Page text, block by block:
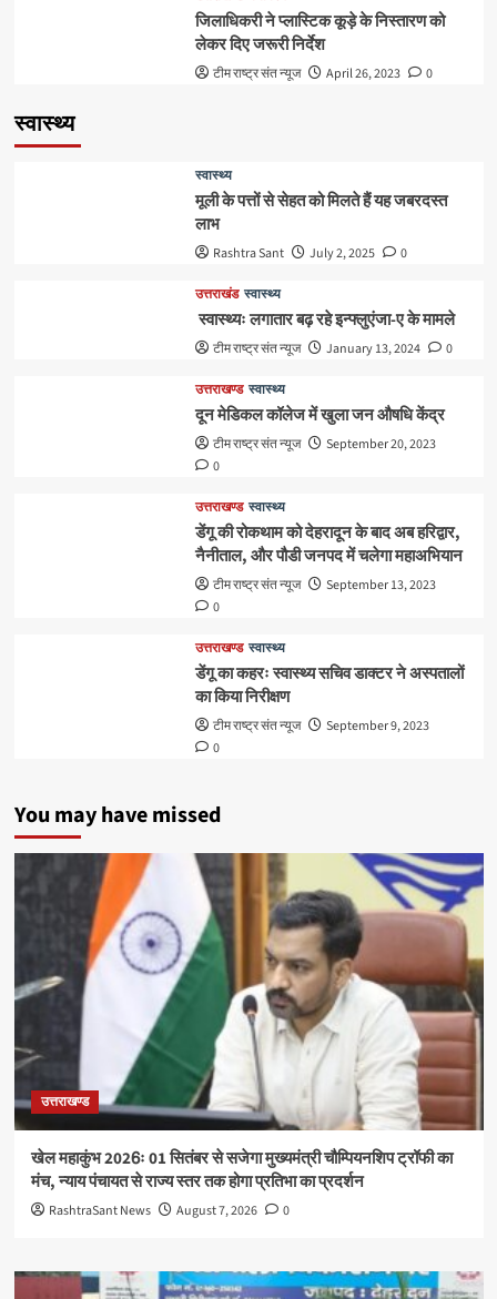
जिलाधिकरी ने प्लास्टिक कूड़े के निस्तारण को
लेकर दिए जरूरी निर्देश
टीम राष्ट्र संत न्यूज April 26, 2023 0
स्वास्थ्य
स्वास्थ्य
मूली के पत्तों से सेहत को मिलते हैं यह जबरदस्त
लाभ
Rashtra Sant July 2, 2025 0
उत्तराखंड स्वास्थ्य
स्वास्थ्यः लगातार बढ़ रहे इन्फ्लुएंजा-ए के मामले
टीम राष्ट्र संत न्यूज January 13, 2024 0
उत्तराखण्ड स्वास्थ्य
दून मेडिकल कॉलेज में खुला जन औषधि केंद्र
टीम राष्ट्र संत न्यूज
September 20, 2023
0
उत्तराखण्ड स्वास्थ्य
डेंगू की रोकथाम को देहरादून के बाद अब हरिद्वार,
नैनीताल, और पौडी जनपद में चलेगा महाअभियान
टीम राष्ट्र संत न्यूज
September 13, 2023
0
उत्तराखण्ड स्वास्थ्य
डेंगू का कहरः स्वास्थ्य सचिव डाक्टर ने अस्पतालों
का किया निरीक्षण
टीम राष्ट्र संत न्यूज
September 9, 2023
0
You may have missed
उत्तराखण्ड
खेल महाकुंभ 2026ः 01 सितंबर से सजेगा मुख्यमंत्री चौम्पियनशिप ट्रॉफी का
मंच, न्याय पंचायत से राज्य स्तर तक होगा प्रतिभा का प्रदर्शन
RashtraSant News August 7, 2026 0